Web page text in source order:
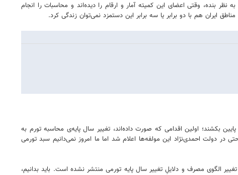
فعلاً از برنامه خارج شود؛ به نظر بنده، وقتی اعضای این کمیته آمار و ارقام را دیده‌اند و محاسبات را انجام
بکشند؛ اولین اقدامی که صورت داده‌اند، تغییر سال پایه‌ی محاسبه تورم به
در دولت احمدی‌نژاد این مولفه‌ها اعلام شد اما ما امروز نمی‌دانیم سبد تورمی
الگوی مصرف و دلایلِ تغییر سال پایه تورمی منتشر نشده است. باید بدانیم،